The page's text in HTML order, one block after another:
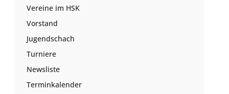
Vereine im HSK
Vorstand
Jugendschach
Turniere
Newsliste
Terminkalender